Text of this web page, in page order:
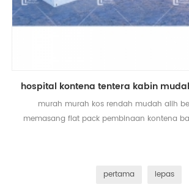
murah murah kos rendah mudah alih
memasang flat pack pembinaan kontena
pertama
lepas